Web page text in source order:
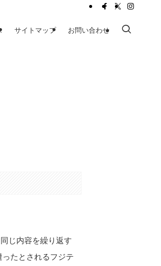
サイトマップ お問い合わせ
じ内容を繰り返す
たとされるフジテ